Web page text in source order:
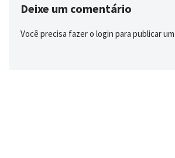
Deixe um comentário
Você precisa fazer o login para publicar